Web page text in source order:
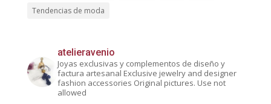
Tendencias de moda
atelieravenio
Joyas exclusivas y complementos de diseño y
factura artesanal Exclusive jewelry and designer
fashion accessories Original pictures. Use not
allowed